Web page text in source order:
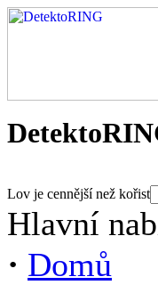
Lov je cennější než kořist
Hlavní
· Domů